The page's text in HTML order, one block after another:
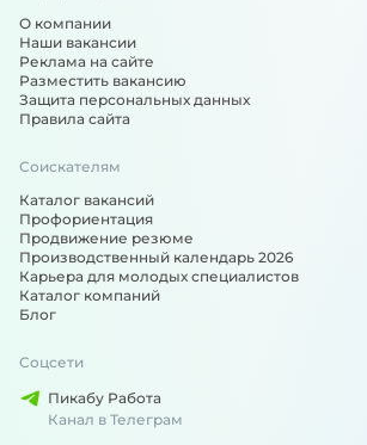
О компании
Наши вакансии
Реклама на сайте
Разместить вакансию
Защита персональных данных
Правила сайта
Соискателям
Каталог вакансий
Профориентация
Продвижение резюме
Производственный календарь 2026
Карьера для молодых специалистов
Каталог компаний
Блог
Соцсети
Пикабу Работа
Канал в Телеграм